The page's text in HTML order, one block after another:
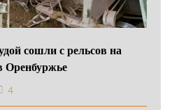
сошли с рельсов на
Оренбуржье
4